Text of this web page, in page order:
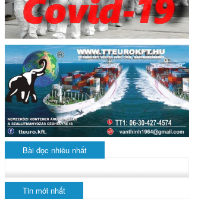
Bài đọc nhiều nhất
Tin mới nhất